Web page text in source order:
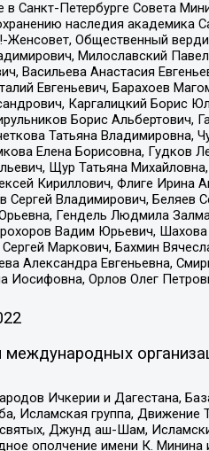
Санкт-Петербурге Совета
наследия академика
Общественный
Милославский
Васильева Анастасия
Евгеньевич, Барахоев
Каргалицкий Борис
Борис Альбертович,
Татьяна Владимировна,
Елена Борисовна, Гудков
Щур Татьяна
Кириллович, Флиге Ирина
Владимирович, Беляев
Гендель Людмила
Вадим Юрьевич,
Маркович, Бахмин
Александра Евгеньевна,
Иосифовна, Орлов Олег
Ичкерии и Дагестана,
Исламская группа, Движение
Джунд аш-Шам,
ополчение имени К.